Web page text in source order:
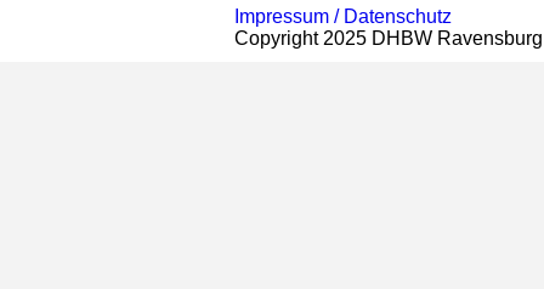
Impressum / Datenschutz
Copyright 2025 DHBW Ravensburg